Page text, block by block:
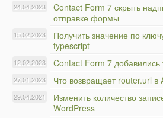
Contact Form 7 скрыть
отправке формы
24.04.2023
Получить значение по
typescript
15.02.2023
Contact Form 7 добавились
12.02.2023
Что возвращает router.url в
27.01.2023
Изменить количество
WordPress
29.04.2021